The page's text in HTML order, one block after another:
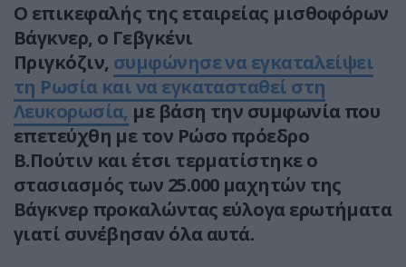
Ο επικεφαλής της εταιρείας μισθοφόρων
Βάγκνερ, ο Γεβγκένι
Πριγκόζιν, συμφώνησε να εγκαταλείψει
τη Ρωσία και να εγκατασταθεί στη
Λευκορωσία, με βάση την συμφωνία που
επετεύχθη με τον Ρώσο πρόεδρο
Β.Πούτιν και έτσι τερματίστηκε ο
στασιασμός των 25.000 μαχητών της
Βάγκνερ προκαλώντας εύλογα ερωτήματα
γιατί συνέβησαν όλα αυτά.